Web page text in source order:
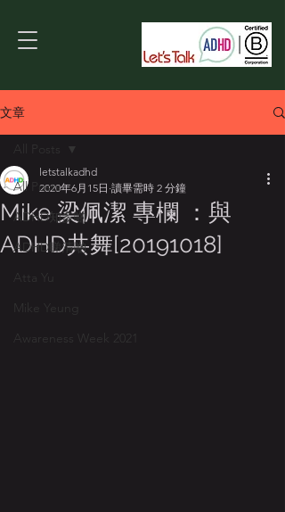
文章
All Posts
ADHD知多啲
ADHD睇清啲
Atta Yu
Mike Yeung
Awareness Week 2021
Mike 梁佩潔 專欄 ：與
ADHD共舞[20191018]
letstalkadhd
2020年6月15日 讀畢需時 2 分鐘